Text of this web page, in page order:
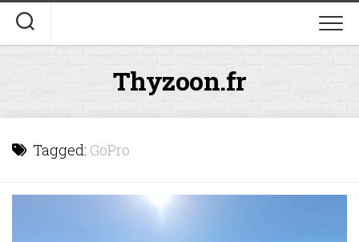
Skip
content
Thyzoon.fr
Tagged: GoPro